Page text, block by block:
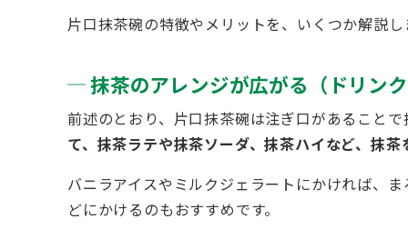
片口抹茶碗の特徴やメリットを、いくつか解説し
抹茶のアレンジが広がる（ドリン
前述のとおり、片口抹茶碗は注ぎ口があること
て、抹茶ラテや抹茶ソーダ、抹茶ハイなど、抹
バニラアイスやミルクジェラートにかければ、
どにかけるのもおすすめです。